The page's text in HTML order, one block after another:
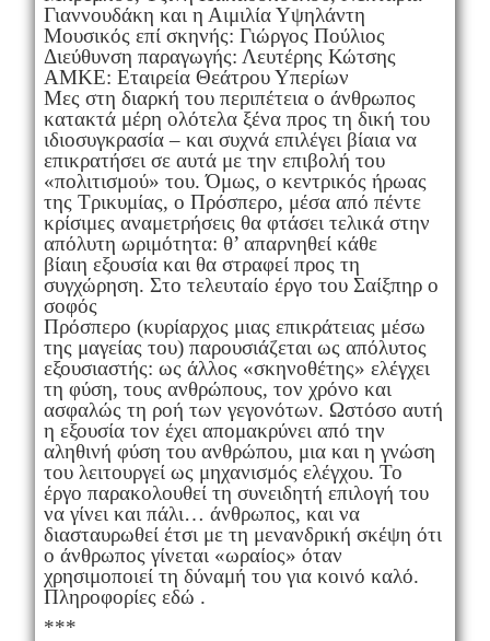
Γιαννουδάκη και η Αιμιλία Υψηλάντη
Μουσικός επί σκηνής: Γιώργος Πούλιος
Διεύθυνση παραγωγής: Λευτέρης Κώτσης
ΑΜΚΕ: Εταιρεία Θεάτρου Υπερίων
Μες στη διαρκή του περιπέτεια ο άνθρωπος
κατακτά μέρη ολότελα ξένα προς τη δική του
ιδιοσυγκρασία – και συχνά επιλέγει βίαια να
επικρατήσει σε αυτά με την επιβολή του
«πολιτισμού» του. Όμως, ο κεντρικός ήρωας
της Τρικυμίας, ο Πρόσπερο, μέσα από πέντε
κρίσιμες αναμετρήσεις θα φτάσει τελικά στην
απόλυτη ωριμότητα: θ’ απαρνηθεί κάθε
βίαιη εξουσία και θα στραφεί προς τη
συγχώρηση. Στο τελευταίο έργο του Σαίξπηρ ο
σοφός
Πρόσπερο (κυρίαρχος μιας επικράτειας μέσω
της μαγείας του) παρουσιάζεται ως απόλυτος
εξουσιαστής: ως άλλος «σκηνοθέτης» ελέγχει
τη φύση, τους ανθρώπους, τον χρόνο και
ασφαλώς τη ροή των γεγονότων. Ωστόσο αυτή
η εξουσία τον έχει απομακρύνει από την
αληθινή φύση του ανθρώπου, μια και η γνώση
του λειτουργεί ως μηχανισμός ελέγχου. Το
έργο παρακολουθεί τη συνειδητή επιλογή του
να γίνει και πάλι… άνθρωπος, και να
διασταυρωθεί έτσι με τη μενανδρική σκέψη ότι
ο άνθρωπος γίνεται «ωραίος» όταν
χρησιμοποιεί τη δύναμή του για κοινό καλό.
Πληροφορίες εδώ .
***